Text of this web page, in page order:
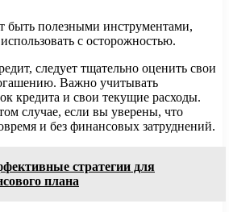
быть полезными инструментами,
с осторожностью.
следует тщательно оценить свои
Важно учитывать
кредита и свои текущие расходы.
случае, если вы уверены, что
и без финансовых затруднений.
стратегии для
плана